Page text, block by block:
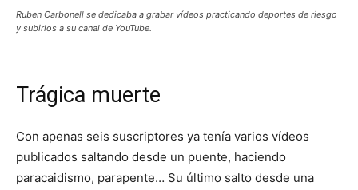
Ruben Carbonell se dedicaba a grabar vídeos practicando deportes de riesgo
y subirlos a su canal de YouTube.
Trágica muerte
Con apenas seis suscriptores ya tenía varios vídeos
publicados saltando desde un puente, haciendo
paracaidismo, parapente… Su último salto desde una